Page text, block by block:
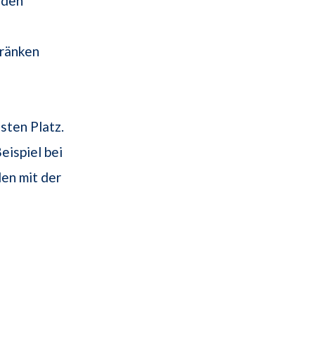
Platz.
bei
mit der